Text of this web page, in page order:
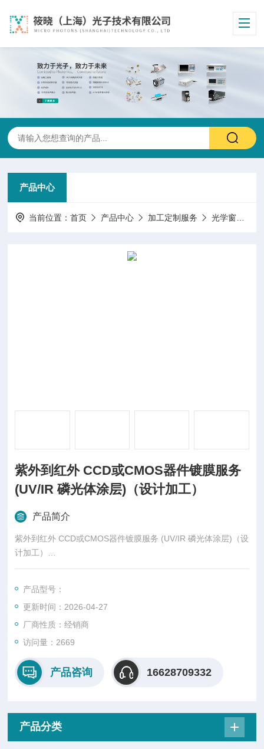
产品中心
当前位置：首页 产品中心 加工定制服务 光学窗片设计加工镀膜服务
紫外到红外 CCD或CMOS器件镀膜服务
(UV/IR 磷光体涂层)（设计加工）
产品简介
紫外到红外 CCD或CMOS器件镀膜服务 (UV/IR 磷光体涂层)（设
计加工）
我们基于磷光体的闪烁体的高灵敏度将相对低成本的设备转变为
产品型号：
更新时间：2026-04-27
厂商性质：经销商
访问量：2669
产品咨询 16628709332
产品分类